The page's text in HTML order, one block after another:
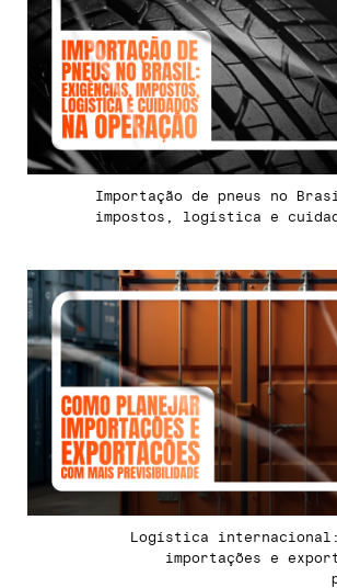
Importação de pneus no
impostos, logística e
Logística
importações e